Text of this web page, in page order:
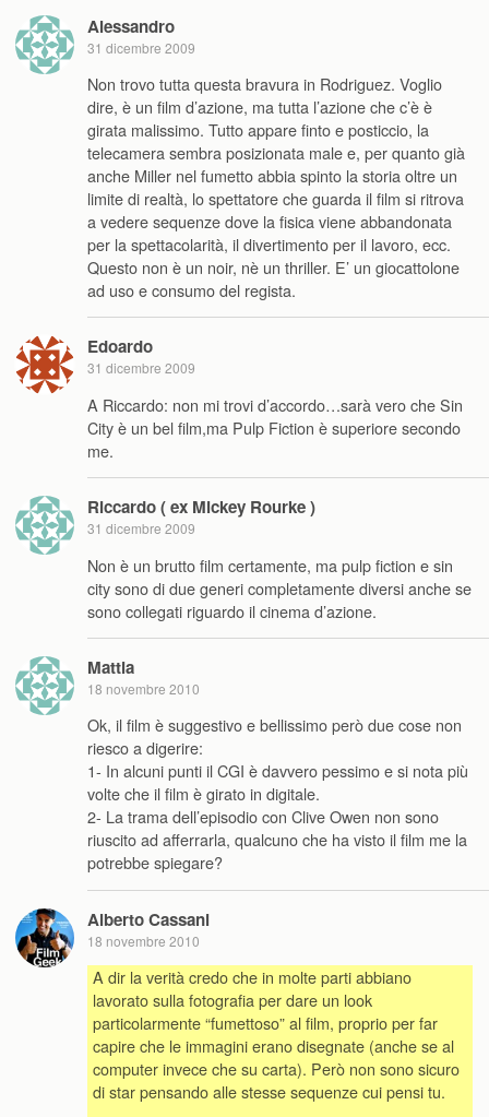
Alessandro
31 dicembre 2009
Non trovo tutta questa bravura in Rodriguez. Voglio
dire, è un film d’azione, ma tutta l’azione che c’è è
girata malissimo. Tutto appare finto e posticcio, la
telecamera sembra posizionata male e, per quanto già
anche Miller nel fumetto abbia spinto la storia oltre un
limite di realtà, lo spettatore che guarda il film si ritrova
a vedere sequenze dove la fisica viene abbandonata
per la spettacolarità, il divertimento per il lavoro, ecc.
Questo non è un noir, nè un thriller. E’ un giocattolone
ad uso e consumo del regista.
Edoardo
31 dicembre 2009
A Riccardo: non mi trovi d’accordo…sarà vero che Sin
City è un bel film,ma Pulp Fiction è superiore secondo
me.
Riccardo ( ex Mickey Rourke )
31 dicembre 2009
Non è un brutto film certamente, ma pulp fiction e sin
city sono di due generi completamente diversi anche se
sono collegati riguardo il cinema d’azione.
Mattia
18 novembre 2010
Ok, il film è suggestivo e bellissimo però due cose non
riesco a digerire:
1- In alcuni punti il CGI è davvero pessimo e si nota più
volte che il film è girato in digitale.
2- La trama dell’episodio con Clive Owen non sono
riuscito ad afferrarla, qualcuno che ha visto il film me la
potrebbe spiegare?
Alberto Cassani
18 novembre 2010
A dir la verità credo che in molte parti abbiano
lavorato sulla fotografia per dare un look
particolarmente “fumettoso” al film, proprio per far
capire che le immagini erano disegnate (anche se al
computer invece che su carta). Però non sono sicuro
di star pensando alle stesse sequenze cui pensi tu.